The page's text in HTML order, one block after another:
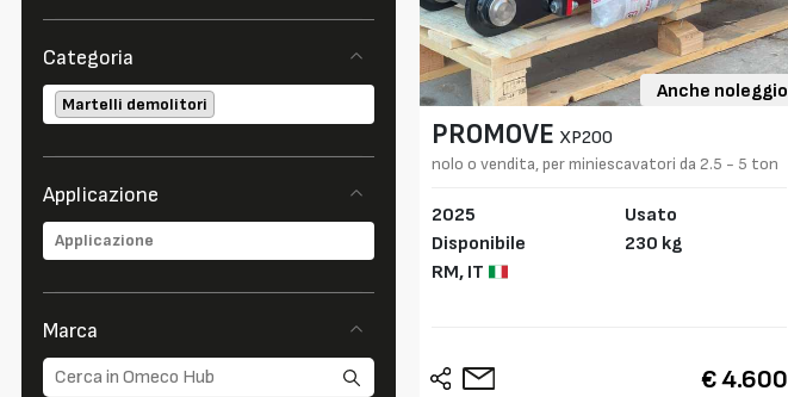
Categoria
Martelli demolitori
Applicazione
Marca
Anche noleggio
PROMOVE XP200
nolo o vendita, per miniescavatori da 2.5 - 5 ton
2025
Disponibile
RM,IT
Usato
230 kg
€ 4.600